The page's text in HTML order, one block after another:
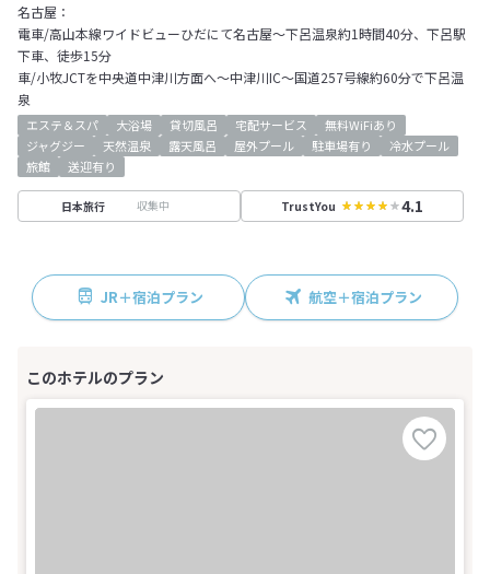
名古屋：
電車/高山本線ワイドビューひだにて名古屋～下呂温泉約1時間40分、下呂駅
下車、徒歩15分
車/小牧JCTを中央道中津川方面へ～中津川IC～国道257号線約60分で下呂温
泉
エステ＆スパ 大浴場 貸切風呂 宅配サービス
無料WiFiあり
ジャグジー
天然温泉 露天風呂 屋外プール 駐車場有り
冷水プール
旅館
送迎有り
日本旅行 収集中 TrustYou 4.1
JR＋宿泊プラン 航空＋宿泊プラン